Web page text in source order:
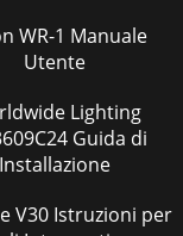
Utente
Lighting
Guida di
Installazione